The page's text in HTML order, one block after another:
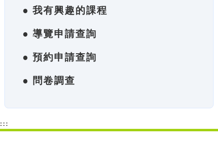
● 我有興趣的課程
● 導覽申請查詢
● 預約申請查詢
● 問卷調查
:::